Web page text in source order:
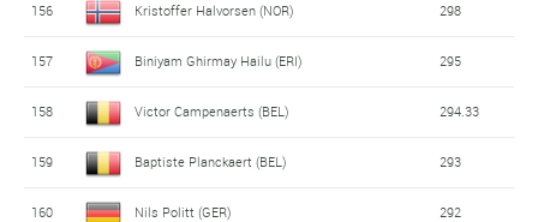
156 Kristoffer Halvorsen (NOR) 298
157 Biniyam Ghirmay Hailu (ERI) 295
158 Victor Campenaerts (BEL) 294.33
159 Baptiste Planckaert (BEL) 293
160 Nils Politt (GER) 292